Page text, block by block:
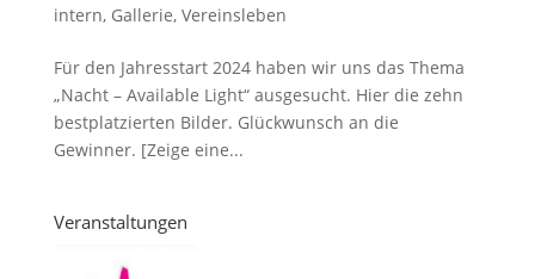
intern, Gallerie, Vereinsleben
Für den Jahresstart 2024 haben wir uns das Thema
„Nacht – Available Light“ ausgesucht. Hier die zehn
bestplatzierten Bilder. Glückwunsch an die
Gewinner. [Zeige eine...
Veranstaltungen